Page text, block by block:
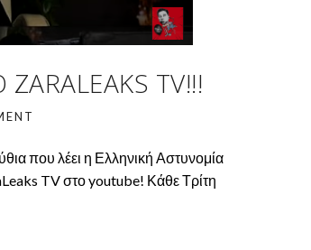
TV!!!
που λέει η Ελληνική Αστυνομία
TV στο youtube! Κάθε Τρίτη